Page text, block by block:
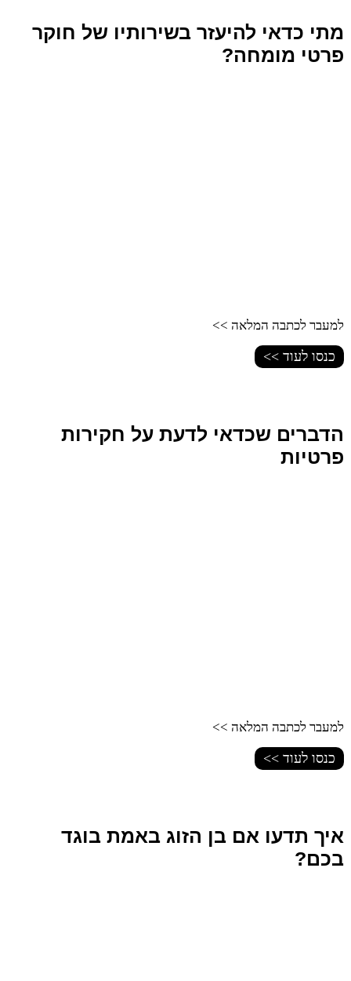
מתי כדאי להיעזר בשירותיו של חוקר
פרטי מומחה?
למעבר לכתבה המלאה >>
כנסו לעוד >>
הדברים שכדאי לדעת על חקירות
פרטיות
למעבר לכתבה המלאה >>
כנסו לעוד >>
איך תדעו אם בן הזוג באמת בוגד
בכם?